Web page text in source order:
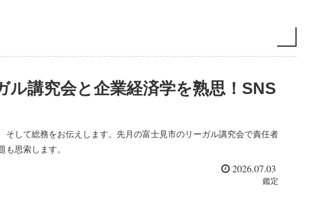
ル講究会と企業経済学を熟思！SNS
そして総務をお伝えします。先月の富士見市のリーガル講究会で責任者
思索します。
2026.07.03
鑑定